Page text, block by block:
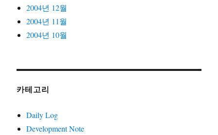
2004년 12월
2004년 11월
2004년 10월
카테고리
Daily Log
Development Note